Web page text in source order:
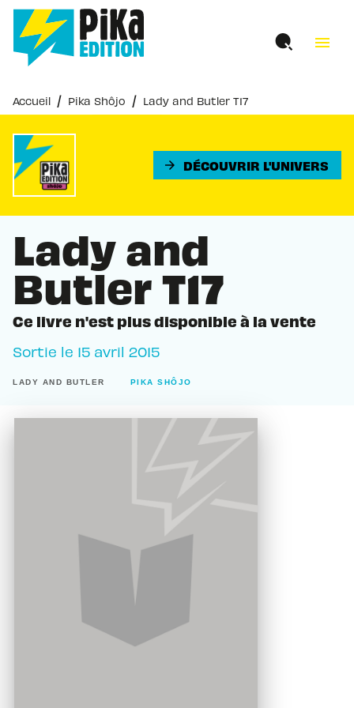
MENU RECHERCHE
PIED DE PAGE
menu
Accueil / Pika Shôjo / Lady and Butler T17
arrow_forward DÉCOUVRIR L'UNIVERS
Lady and
Butler T17
Ce livre n'est plus disponible à la vente
Sortie le 15 avril 2015
LADY AND BUTLER PIKA SHÔJO